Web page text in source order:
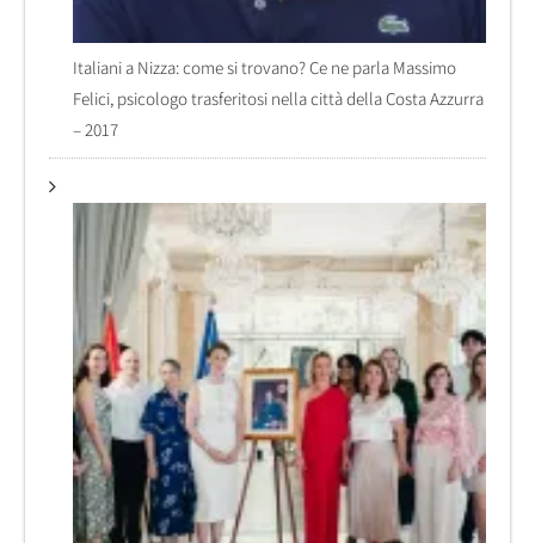
Italiani a Nizza: come si trovano? Ce ne parla Massimo
Felici, psicologo trasferitosi nella città della Costa Azzurra
– 2017